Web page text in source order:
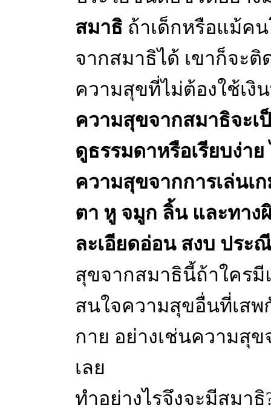
สมาธิ ถ้าเด็กหรือแม้ค
จากสมาธิได้ เขาก็จะ
ความสุขที่ไม่ต้องใช้เงิ
ความสุขจากสมาธิจะ
ดูธรรมดาหรือเรียบง่า
ความสุขจากการเล่นเ
ตา หู จมูก ลิ้น และทา
ละเอียดอ่อน สงบ ประ
สุขจากสมาธินี้ถ้าใครมี
สนใจความสุขอื่นที่เสพ
กาย อย่างเช่นความสุข
เลย
ทำอย่างไรจึงจะมีสมา